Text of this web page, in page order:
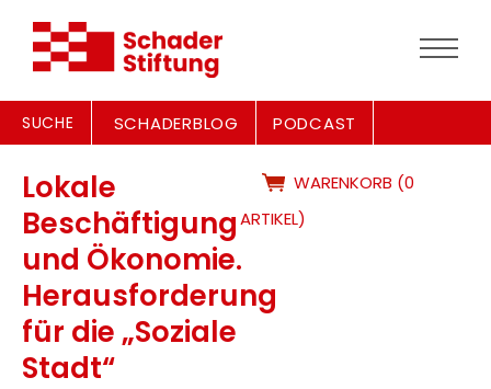
SUCHE SCHADERBLOG PODCAST
Lokale
Beschäftigung
und Ökonomie.
Herausforderung
für die „Soziale
Stadt“
WARENKORB (0
ARTIKEL)